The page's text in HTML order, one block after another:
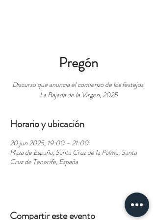
Pregón
Discurso que anuncia el comienzo de los festejos.
La Bajada de la Virgen, 2025
Horario y ubicación
20 jun 2025, 19:00 – 21:00
Plaza de España, Santa Cruz de la Palma, Santa
Cruz de Tenerife, España
Compartir este evento